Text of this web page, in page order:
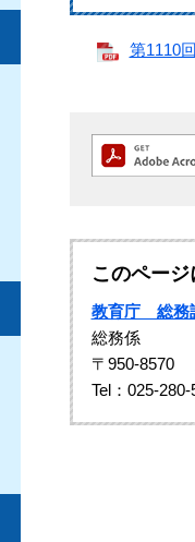
第1110
このペー
教育庁 総務
総務係
〒950-8570
Tel：025-280-